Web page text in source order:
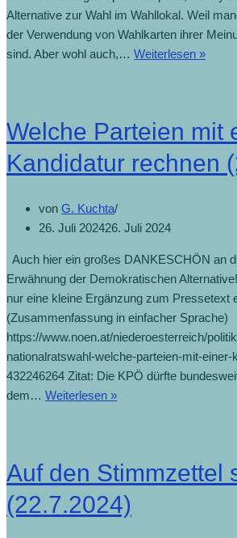
Alternative zur Wahl im Wahllokal. Weil
der Verwendung von Wahlkarten ihrer
sind. Aber wohl auch,… Weiterlesen »
Welche Parteien mit
Kandidatur rechnen
von G. Kuchta
26. Juli 202426. Juli 2024
Auch hier ein großes DANKESCHÖN an
Erwähnung der Demokratischen
nur eine kleine Ergänzung zum Pressetext
(Zusammenfassung in einfacher Sprache)
https://www.noen.at/niederoesterreich/
nationalratswahl-welche-parteien-mit-
432246264 Zitat: Die KPÖ dürfte
dem… Weiterlesen »
Auf den Stimmzettel
(22.7.2024)